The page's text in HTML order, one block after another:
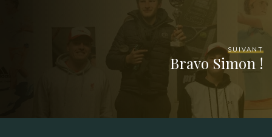
SUIVANT
Bravo Simon !